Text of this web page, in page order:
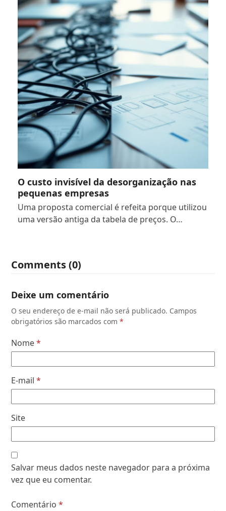
O custo invisível da desorganização nas
pequenas empresas
Uma proposta comercial é refeita porque utilizou
uma versão antiga da tabela de preços. O…
Comments (0)
Deixe um comentário
O seu endereço de e-mail não será publicado. Campos
obrigatórios são marcados com*
Nome*
E-mail*
Site
Salvar meus dados neste navegador para a próxima
vez que eu comentar.
Comentário*